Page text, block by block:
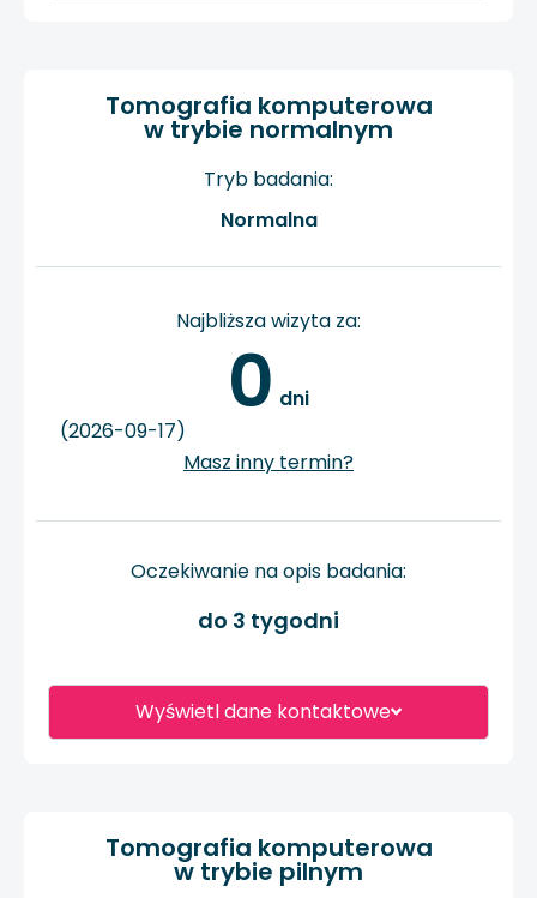
Wyświetl dane kontaktowe
Tomografia komputerowa
w trybie normalnym
Tryb badania:
Normalna
Najbliższa wizyta za:
0 dni
(2026-09-17)
Masz inny termin?
Oczekiwanie na opis badania:
do 3 tygodni
Tomografia komputerowa
w trybie pilnym